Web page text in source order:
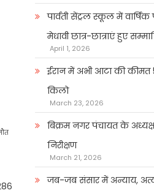
पार्वती सेंट्रल स्कूल में वार्षिक
मेधावी छात्र-छात्राएं हुए
April 1, 2026
ईरान में अभी आटा की कीमत
किलो
March 23, 2026
बिक्रम नगर पंचायत के
निरीक्षण
March 21, 2026
जब-जब संसार में अन्याय,